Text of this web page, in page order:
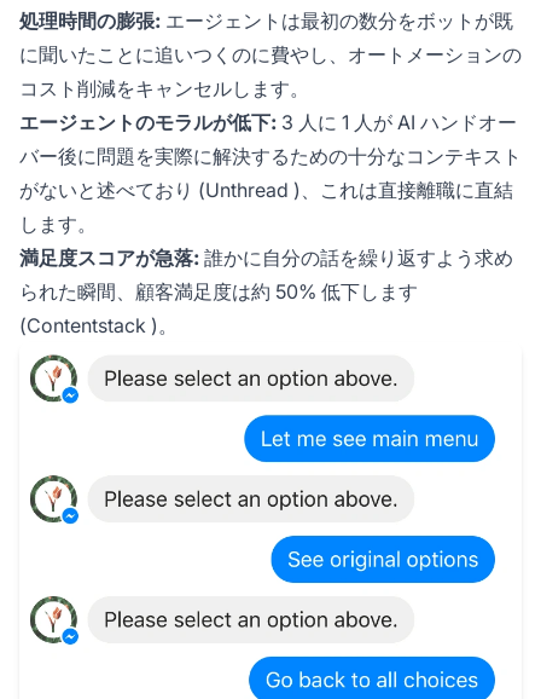
処理時間の膨張: エージェントは最初の数分をボットが既
に聞いたことに追いつくのに費やし、オートメーションの
コスト削減をキャンセルします。
エージェントのモラルが低下: 3 人に 1 人が AI ハンドオー
バー後に問題を実際に解決するための十分なコンテキスト
がないと述べており (Unthread )、これは直接離職に直結
します。
満足度スコアが急落: 誰かに自分の話を繰り返すよう求め
られた瞬間、顧客満足度は約 50% 低下します
(Contentstack )。